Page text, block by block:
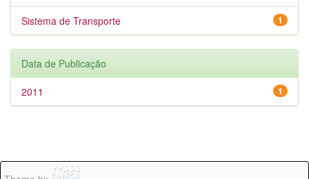
1
Sistema de Transporte
Data de Publicação
1
2011